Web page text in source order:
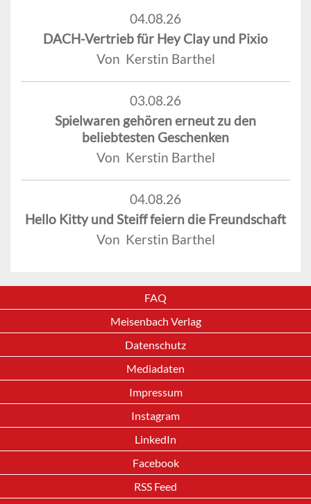
04.08.26
DACH-Vertrieb für Hey Clay und Pixio
Von Kerstin Barthel
03.08.26
Spielwaren gehören erneut zu den
beliebtesten Geschenken
Von Kerstin Barthel
04.08.26
Hello Kitty und Steiff feiern die Freundschaft
Von Kerstin Barthel
FAQ
Meisenbach Verlag
Datenschutz
Mediadaten
Impressum
Instagram
LinkedIn
Facebook
RSS Feed